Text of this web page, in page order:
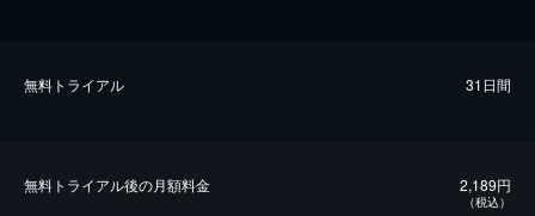
無料トライアル 31日間
無料トライアル後の⽉額料金 2,189円
（税込）